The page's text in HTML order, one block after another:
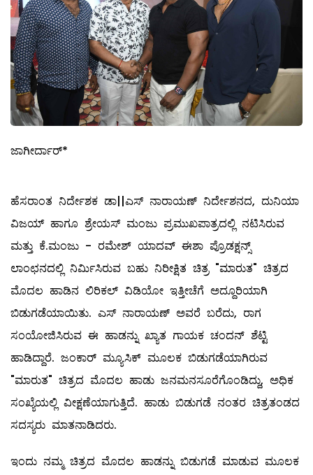
ಜಾಗೀರ್ದಾರ್*
ಹೆಸರಾಂತ ನಿರ್ದೇಶಕ ಡಾ||ಎಸ್ ನಾರಾಯಣ್ ನಿರ್ದೇಶನದ, ದುನಿಯಾ
ವಿಜಯ್ ಹಾಗೂ ಶ್ರೇಯಸ್ ಮಂಜು ಪ್ರಮುಖಪಾತ್ರದಲ್ಲಿ ನಟಿಸಿರುವ
ಮತ್ತು ಕೆ.ಮಂಜು - ರಮೇಶ್ ಯಾದವ್ ಈಶಾ ಪ್ರೊಡಕ್ಷನ್ಸ್
ಲಾಂಛನದಲ್ಲಿ ನಿರ್ಮಿಸಿರುವ ಬಹು ನಿರೀಕ್ಷಿತ ಚಿತ್ರ "ಮಾರುತ" ಚಿತ್ರದ
ಮೊದಲ ಹಾಡಿನ ಲಿರಿಕಲ್ ವಿಡಿಯೋ ಇತ್ತೀಚೆಗೆ ಅದ್ದೂರಿಯಾಗಿ
ಬಿಡುಗಡೆಯಾಯಿತು. ಎಸ್ ನಾರಾಯಣ್ ಅವರೆ ಬರೆದು, ರಾಗ
ಸಂಯೋಜಿಸಿರುವ ಈ ಹಾಡನ್ನು ಖ್ಯಾತ ಗಾಯಕ ಚಂದನ್ ಶೆಟ್ಟಿ
ಹಾಡಿದ್ದಾರೆ. ಜಂಕಾರ್ ಮ್ಯೂಸಿಕ್ ಮೂಲಕ ಬಿಡುಗಡೆಯಾಗಿರುವ
"ಮಾರುತ" ಚಿತ್ರದ ಮೊದಲ ಹಾಡು ಜನಮನಸೂರೆಗೊಂಡಿದ್ದು, ಅಧಿಕ
ಸಂಖ್ಯೆಯಲ್ಲಿ ವೀಕ್ಷಣೆಯಾಗುತ್ತಿದೆ. ಹಾಡು ಬಿಡುಗಡೆ ನಂತರ ಚಿತ್ರತಂಡದ
ಸದಸ್ಯರು ಮಾತನಾಡಿದರು. ‌
ಇಂದು ನಮ್ಮ ಚಿತ್ರದ ಮೊದಲ ಹಾಡನ್ನು ಬಿಡುಗಡೆ ಮಾಡುವ ಮೂಲಕ